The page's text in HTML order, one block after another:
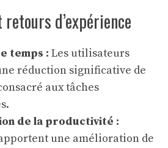
d’expérience
temps : Les utilisateurs
réduction significative de
aux tâches
de la productivité :
une amélioration de